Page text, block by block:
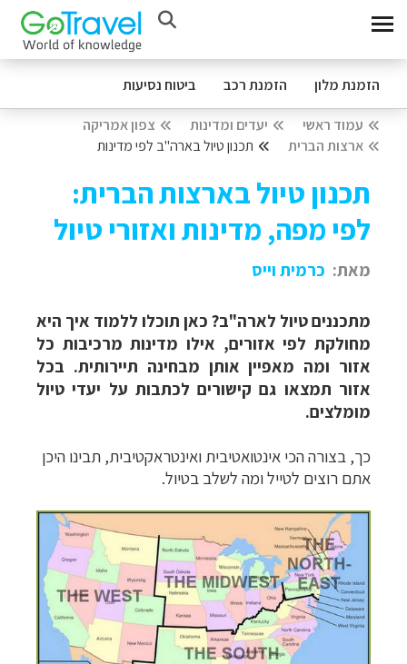
הזמנת מלון הזמנת רכב ביטוח נסיעות
עמוד ראשי יעדים ומדינות
צפון אמריקה
ארצות הברית
תכנון טיול בארה"ב לפי מדינות
תכנון טיול בארצות הברית:
לפי מפה, מדינות ואזורי טיול
מאת: כרמית וייס
מתכננים טיול לארה"ב? כאן תוכלו ללמוד איך היא
מחולקת לפי אזורים, אילו מדינות מרכיבות כל
אזור ומה מאפיין אותן מבחינה תיירותית. בכל
אזור תמצאו גם קישורים לכתבות על יעדי טיול
מומלצים.
כך, בצורה הכי אינטואטיבית ואינטראקטיבית, תבינו היכן
אתם רוצים לטייל ומה לשלב בטיול.